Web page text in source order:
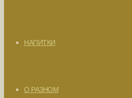
НАПИТКИ
О РАЗНОМ